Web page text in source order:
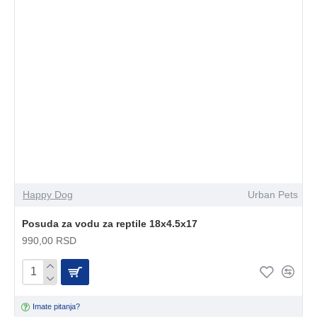
Happy Dog Urban Pets
Posuda za vodu za reptile 18x4.5x17
990,00 RSD
Imate pitanja?